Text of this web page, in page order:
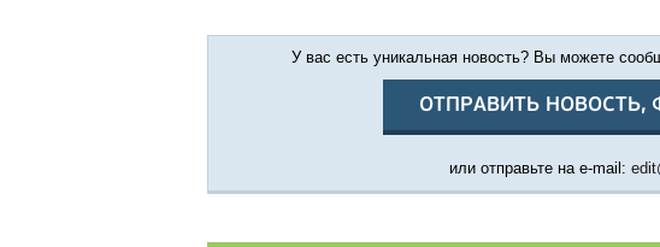
У вас есть уникальная новость? Вы можете
ОТПРАВИТЬ НОВОСТЬ,
или отправьте на e-mail: